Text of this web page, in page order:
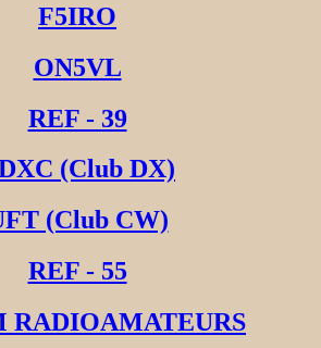
F5IRO
ON5VL
REF - 39
(Club DX)
(Club CW)
REF - 55
RADIOAMATEURS